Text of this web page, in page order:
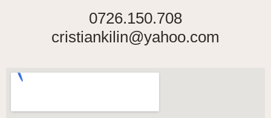
0726.150.708
cristiankilin@yahoo.com